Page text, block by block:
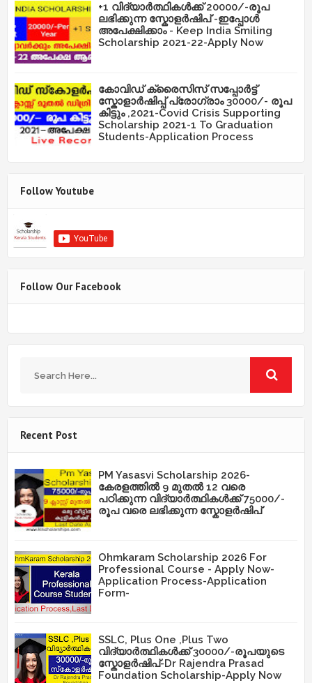
+1 വിദ്യാർത്ഥികൾക്ക് 20000/-രൂപ
ലഭിക്കുന്ന സ്കോളർഷിപ് -ഇപ്പോൾ
അപേക്ഷിക്കാം - Keep India Smiling
Scholarship 2021-22-Apply Now
കോവിഡ് ക്രൈസിസ് സപ്പോർട്ട്
സ്കോളാർഷിപ്പ് പ്രോഗ്രാം 30000/- രൂപ
കിട്ടും ,2021-Covid Crisis Supporting
Scholarship 2021-1 To Graduation
Students-Application Process
Follow Youtube
Follow Our Facebook
Recent Post
PM Yasasvi Scholarship 2026-
കേരളത്തിൽ 9 മുതൽ 12 വരെ
പഠിക്കുന്ന വിദ്യാർത്ഥികൾക്ക് 75000/-
രൂപ വരെ ലഭിക്കുന്ന സ്കോളർഷിപ്
Ohmkaram Scholarship 2026 For
Professional Course - Apply Now-
Application Process-Application
Form-
SSLC, Plus One ,Plus Two
വിദ്യാർത്ഥികൾക്ക് 30000/-രൂപയുടെ
സ്കോളർഷിപ്-Dr Rajendra Prasad
Foundation Scholarship-Apply Now